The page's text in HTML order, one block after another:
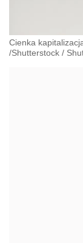
Cienka
/Shutterstock /